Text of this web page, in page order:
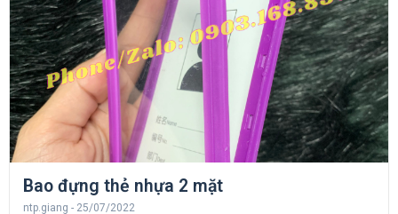
Bao đựng thẻ nhựa 2 mặt
ntp.giang 25/07/2022